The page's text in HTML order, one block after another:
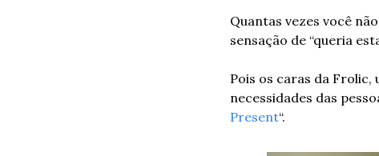
Quantas vezes você
sensação de “queria
Pois os caras da
necessidades das
Present“.